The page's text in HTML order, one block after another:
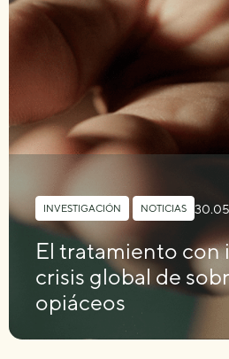
INVESTIGACIÓN NOTICIAS
El tratamiento con
crisis global de
opiáceos